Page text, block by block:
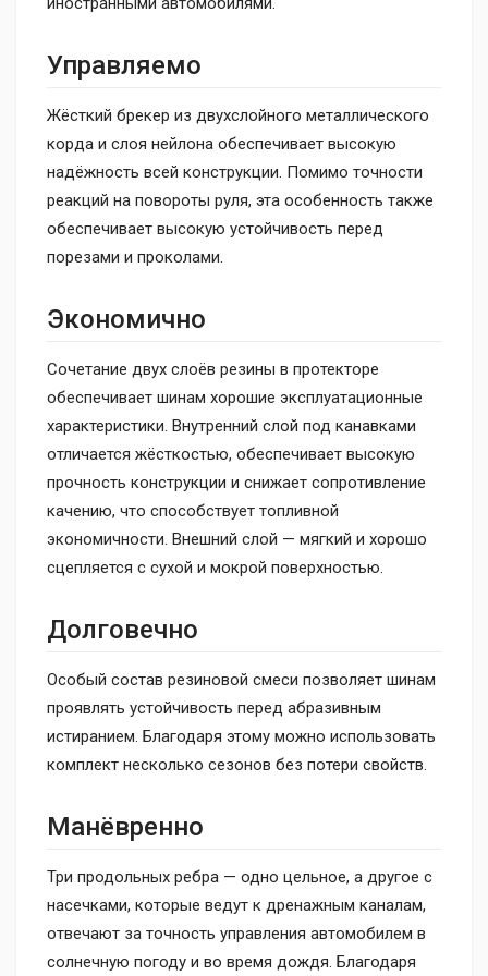
Управляемо
Жёсткий брекер из двухслойного металлического
корда и слоя нейлона обеспечивает высокую
надёжность всей конструкции. Помимо точности
реакций на повороты руля, эта особенность также
обеспечивает высокую устойчивость перед
порезами и проколами.
Экономично
Сочетание двух слоёв резины в протекторе
обеспечивает шинам хорошие эксплуатационные
характеристики. Внутренний слой под канавками
отличается жёсткостью, обеспечивает высокую
прочность конструкции и снижает сопротивление
качению, что способствует топливной
экономичности. Внешний слой — мягкий и хорошо
сцепляется с сухой и мокрой поверхностью.
Долговечно
Особый состав резиновой смеси позволяет шинам
проявлять устойчивость перед абразивным
истиранием. Благодаря этому можно использовать
комплект несколько сезонов без потери свойств.
Манёвренно
Три продольных ребра — одно цельное, а другое с
насечками, которые ведут к дренажным каналам,
отвечают за точность управления автомобилем в
солнечную погоду и во время дождя. Благодаря